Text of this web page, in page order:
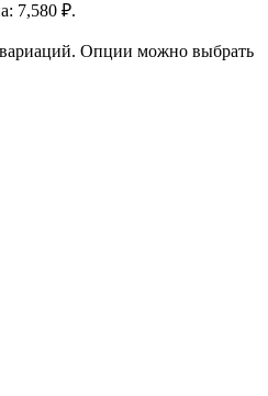
7,580 ₽.
вариаций. Опции можно выбрать